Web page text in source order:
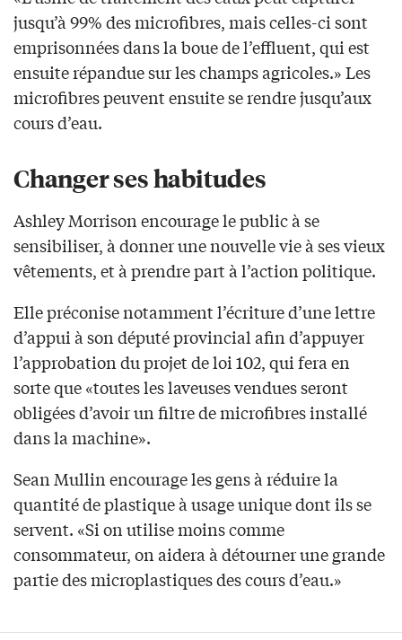
jusqu’à 99% des microfibres, mais celles-ci sont
emprisonnées dans la boue de l’effluent, qui est
ensuite répandue sur les champs agricoles.» Les
microfibres peuvent ensuite se rendre jusqu’aux
cours d’eau.
Changer ses habitudes
Ashley Morrison encourage le public à se
sensibiliser, à donner une nouvelle vie à ses vieux
vêtements, et à prendre part à l’action politique.
Elle préconise notamment l’écriture d’une lettre
d’appui à son député provincial afin d’appuyer
l’approbation du projet de loi 102, qui fera en
sorte que «toutes les laveuses vendues seront
obligées d’avoir un filtre de microfibres installé
dans la machine».
Sean Mullin encourage les gens à réduire la
quantité de plastique à usage unique dont ils se
servent. «Si on utilise moins comme
consommateur, on aidera à détourner une grande
partie des microplastiques des cours d’eau.»